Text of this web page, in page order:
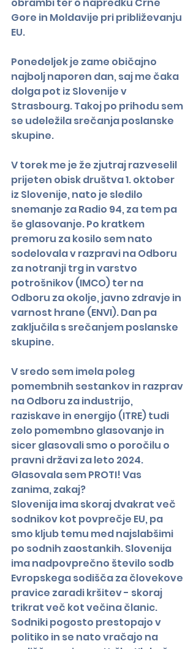
Gore in Moldavije pri približevanju
EU.
Ponedeljek je zame običajno
najbolj naporen dan, saj me čaka
dolga pot iz Slovenije v
Strasbourg. Takoj po prihodu sem
se udeležila srečanja poslanske
skupine.
V torek me je že zjutraj razveselil
prijeten obisk društva 1. oktober
iz Slovenije, nato je sledilo
snemanje za Radio 94, za tem pa
še glasovanje. Po kratkem
premoru za kosilo sem nato
sodelovala v razpravi na Odboru
za notranji trg in varstvo
potrošnikov (IMCO) ter na
Odboru za okolje, javno zdravje in
varnost hrane (ENVI). Dan pa
zaključila s srečanjem poslanske
skupine.
V sredo sem imela poleg
pomembnih sestankov in razprav
na Odboru za industrijo,
raziskave in energijo (ITRE) tudi
zelo pomembno glasovanje in
sicer glasovali smo o poročilu o
pravni državi za leto 2024.
Glasovala sem PROTI! Vas
zanima, zakaj?
Slovenija ima skoraj dvakrat več
sodnikov kot povprečje EU, pa
smo kljub temu med najslabšimi
po sodnih zaostankih. Slovenija
ima nadpovprečno število sodb
Evropskega sodišča za človekove
pravice zaradi kršitev - skoraj
trikrat več kot večina članic.
Sodniki pogosto prestopajo v
politiko in se nato vračajo na